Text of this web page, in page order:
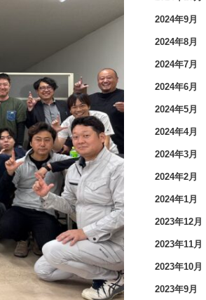
2024年9月
2024年8月
2024年7月
2024年6月
2024年5月
2024年4月
2024年3月
2024年2月
2024年1月
2023年12月
2023年11月
2023年10月
2023年9月